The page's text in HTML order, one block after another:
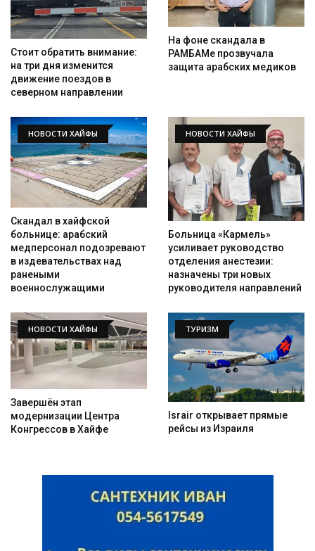
Искать
Стоит обратить внимание:
на три дня изменится
движение поездов в
северном направлении
На фоне скандала в
РАМБАМе прозвучала
защита арабских медиков
НОВОСТИ ХАЙФЫ
Скандал в хайфской
больнице: арабский
медперсонал подозревают
в издевательствах над
ранеными
военнослужащими
НОВОСТИ ХАЙФЫ
Больница «Кармель»
усиливает руководство
отделения анестезии:
назначены три новых
руководителя направлений
НОВОСТИ ХАЙФЫ
Завершён этап
модернизации Центра
Конгрессов в Хайфе
ТУРИЗМ
Israir открывает прямые
рейсы из Израиля